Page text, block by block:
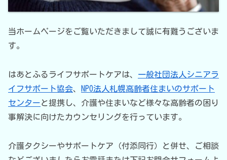
当ホームページをご覧いただきまして誠に有難うございま
す。
はあとふるライフサポートケアは、 一般社団法人シニアラ
イフサポート協会、
NPO法人札幌高齢者住まいのサポート
センターと提携し、介護や住まいなど様々な高齢者の困り
事解決に向けたカウンセリングを行っています。
介護タクシーやサポートケア（付添同行）と併せ、ご相談